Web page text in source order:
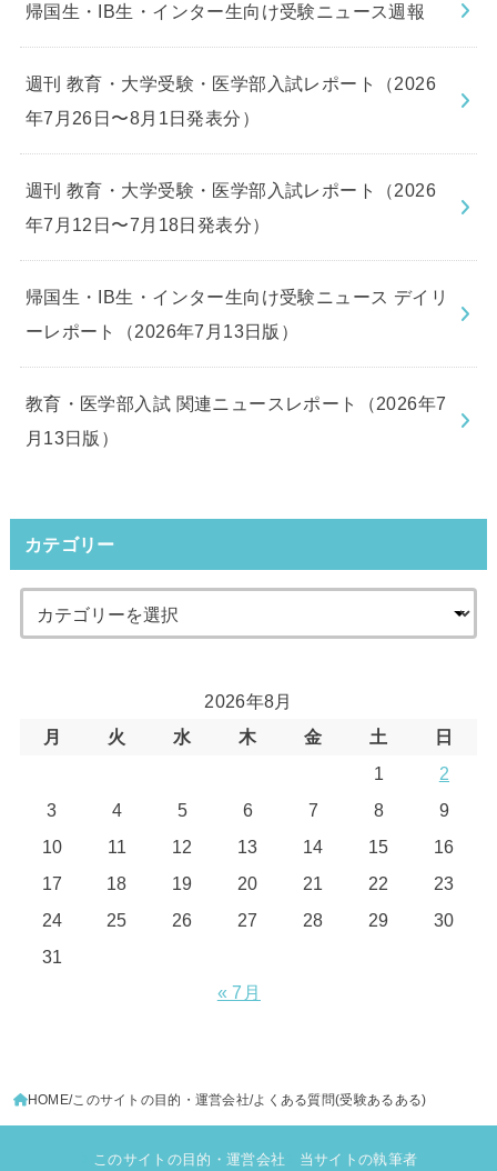
帰国生・IB生・インター生向け受験ニュース週報
週刊 教育・大学受験・医学部入試レポート（2026
年7月26日〜8月1日発表分）
週刊 教育・大学受験・医学部入試レポート（2026
年7月12日〜7月18日発表分）
帰国生・IB生・インター生向け受験ニュース デイリ
ーレポート（2026年7月13日版）
教育・医学部入試 関連ニュースレポート（2026年7
月13日版）
カテゴリー
2026年8月
月
火 水 木 金 土
日
1
2
3
4 5 6 7 8
9
10
11 12 13 14 15
16
17
18 19 20 21 22
23
24
25 26 27 28 29
30
31
« 7月
HOME このサイトの目的・運営会社 よくある質問(受験あるある)
このサイトの目的・運営会社 当サイトの執筆者